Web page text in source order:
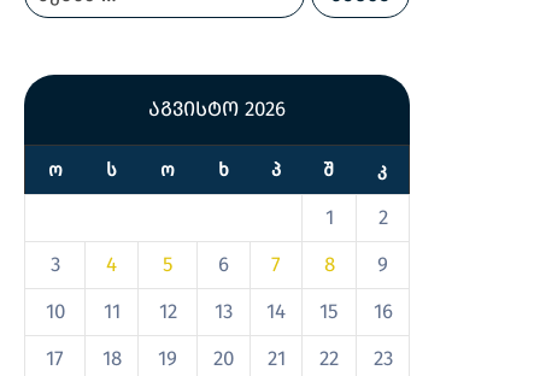
აგვისტო 2026
Ო Ს Ო Ხ Პ Შ Კ
1
2
3
4 5 6 7 8
9
10
11 12 13 14 15
16
17
18 19 20 21 22
23